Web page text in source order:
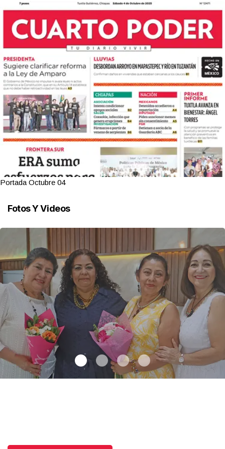
Portada Octubre 04
Fotos Y Videos